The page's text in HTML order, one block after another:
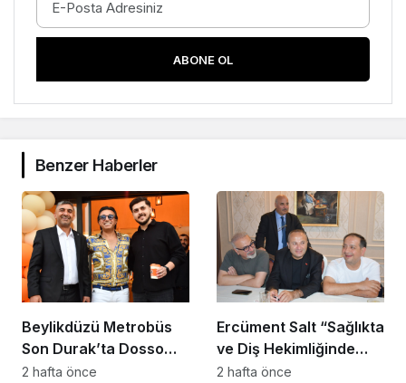
ABONE OL
Benzer Haberler
Beylikdüzü Metrobüs
Son Durak’ta Dosso
Dossi Coffee coşkusu
2 hafta önce
Ercüment Salt “Sağlıkta
ve Diş Hekimliğinde
Dünya Çok Önemli
2 hafta önce